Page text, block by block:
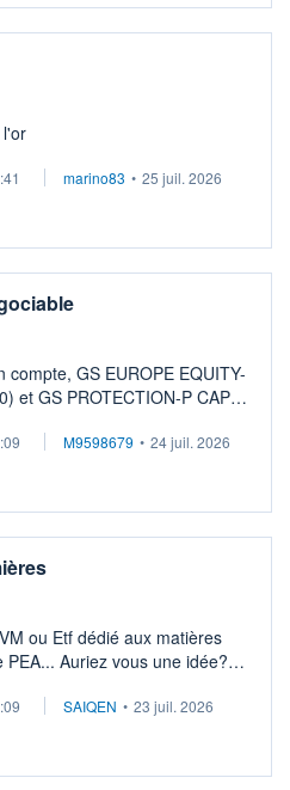
marino83 • 25 juil. 2026
GS EUROPE EQUITY-
et GS PROTECTION-P CAP
me signale ...
M9598679 • 24 juil. 2026
ou Etf dédié aux matières
Auriez vous une idée?
SAIQEN • 23 juil. 2026